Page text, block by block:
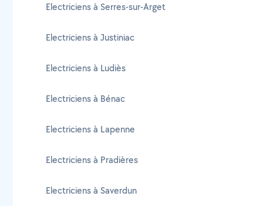
Electriciens à Serres-sur-Arget
Electriciens à Justiniac
Electriciens à Ludiès
Electriciens à Bénac
Electriciens à Lapenne
Electriciens à Pradières
Electriciens à Saverdun